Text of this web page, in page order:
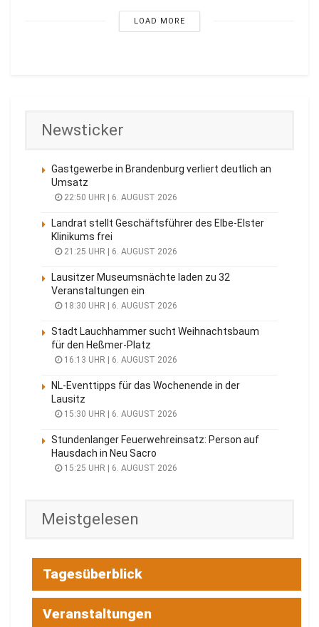
LOAD MORE
Newsticker
Gastgewerbe in Brandenburg verliert deutlich an
Umsatz
22:50 UHR | 6. AUGUST 2026
Landrat stellt Geschäftsführer des Elbe-Elster
Klinikums frei
21:25 UHR | 6. AUGUST 2026
Lausitzer Museumsnächte laden zu 32
Veranstaltungen ein
18:30 UHR | 6. AUGUST 2026
Stadt Lauchhammer sucht Weihnachtsbaum
für den Heßmer-Platz
16:13 UHR | 6. AUGUST 2026
NL-Eventtipps für das Wochenende in der
Lausitz
15:30 UHR | 6. AUGUST 2026
Stundenlanger Feuerwehreinsatz: Person auf
Hausdach in Neu Sacro
15:25 UHR | 6. AUGUST 2026
Meistgelesen
Tagesüberblick
Veranstaltungen